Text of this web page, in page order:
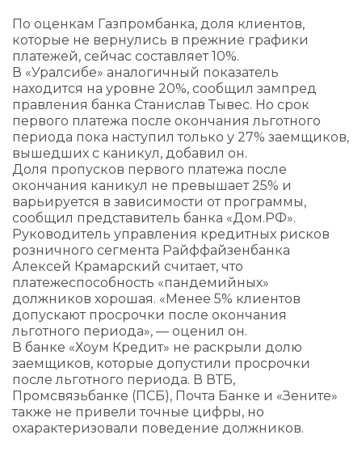
По оценкам Газпромбанка, доля клиентов,
которые не вернулись в прежние графики
платежей, сейчас составляет 10%.
В «Уралсибе» аналогичный показатель
находится на уровне 20%, сообщил зампред
правления банка Станислав Тывес. Но срок
первого платежа после окончания льготного
периода пока наступил только у 27% заемщиков,
вышедших с каникул, добавил он.
Доля пропусков первого платежа после
окончания каникул не превышает 25% и
варьируется в зависимости от программы,
сообщил представитель банка «Дом.РФ».
Руководитель управления кредитных рисков
розничного сегмента Райффайзенбанка
Алексей Крамарский считает, что
платежеспособность «пандемийных»
должников хорошая. «Менее 5% клиентов
допускают просрочки после окончания
льготного периода», — оценил он.
В банке «Хоум Кредит» не раскрыли долю
заемщиков, которые допустили просрочки
после льготного периода. В ВТБ,
Промсвязьбанке (ПСБ), Почта Банке и «Зените»
также не привели точные цифры, но
охарактеризовали поведение должников.